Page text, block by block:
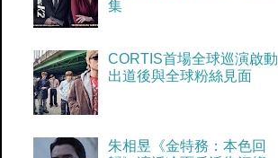
集
CORTIS首場全球巡演啟動
出道後與全球粉絲見面
朱相昱《金特務：本色回